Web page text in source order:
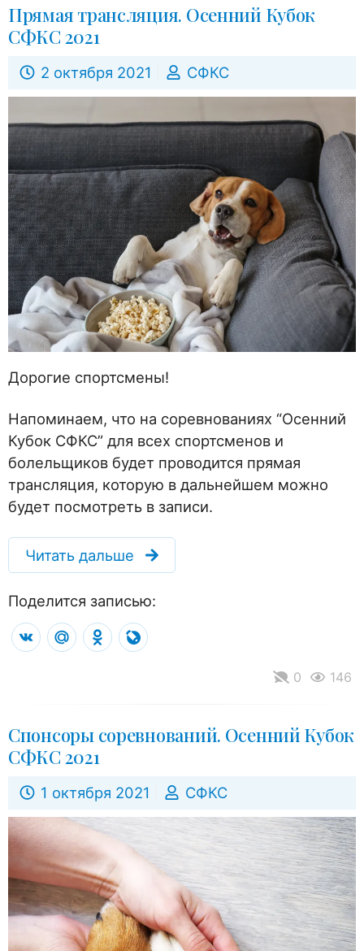
Прямая трансляция. Осенний Кубок
СФКС 2021
2 октября 2021 СФКС
Дорогие спортсмены!
Напоминаем, что на соревнованиях “Осенний
Кубок СФКС” для всех спортсменов и
болельщиков будет проводится прямая
трансляция, которую в дальнейшем можно
будет посмотреть в записи.
Читать дальше
Поделится записью:
VK Mail.RuOdnoklassniki
0 146
Спонсоры соревнований. Осенний Кубок
СФКС 2021
1 октября 2021 СФКС